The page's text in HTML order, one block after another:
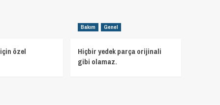
özel
Bakım Genel
Hiçbir yedek parça orijinali
gibi olamaz.